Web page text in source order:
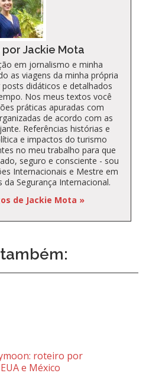
Jackie Mota
em jornalismo e minha
as viagens da minha própria
didáticos e detalhados
Nos meus textos você
práticas apuradas com
de acordo com as
Referências histórias e
e impactos do turismo
no meu trabalho para que
seguro e consciente - sou
Internacionais e Mestre em
da Segurança Internacional.
de Jackie Mota »
roteiro por
e México